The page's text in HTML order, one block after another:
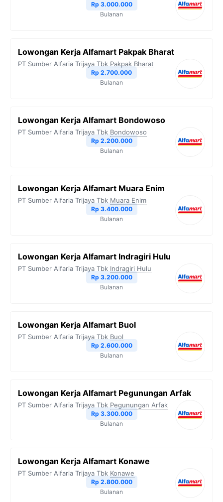
Rp 3.000.000
Bulanan
Lowongan Kerja Alfamart Pakpak Bharat
PT Sumber Alfaria Trijaya Tbk Pakpak Bharat
Rp 2.700.000
Bulanan
Lowongan Kerja Alfamart Bondowoso
PT Sumber Alfaria Trijaya Tbk Bondowoso
Rp 2.200.000
Bulanan
Lowongan Kerja Alfamart Muara Enim
PT Sumber Alfaria Trijaya Tbk Muara Enim
Rp 3.400.000
Bulanan
Lowongan Kerja Alfamart Indragiri Hulu
PT Sumber Alfaria Trijaya Tbk Indragiri Hulu
Rp 3.200.000
Bulanan
Lowongan Kerja Alfamart Buol
PT Sumber Alfaria Trijaya Tbk Buol
Rp 2.600.000
Bulanan
Lowongan Kerja Alfamart Pegunungan Arfak
PT Sumber Alfaria Trijaya Tbk Pegunungan Arfak
Rp 3.300.000
Bulanan
Lowongan Kerja Alfamart Konawe
PT Sumber Alfaria Trijaya Tbk Konawe
Rp 2.800.000
Bulanan